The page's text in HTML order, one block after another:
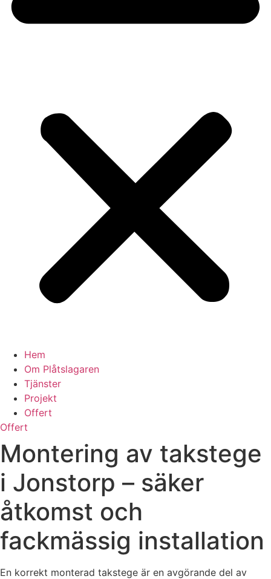
Hem
Om Plåtslagaren
Tjänster
Projekt
Offert
Offert
Montering av takstege
i Jonstorp – säker
åtkomst och
fackmässig installation
En korrekt monterad takstege är en avgörande del av